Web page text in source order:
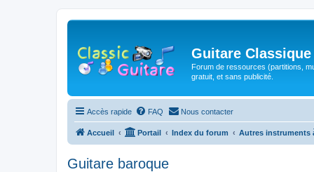
Guitare Classique
Forum de ressources (partitions,
gratuit, et sans publicité.
Accès rapide FAQ Nous contacter
Accueil Portail Index du forum Autres instruments
Guitare baroque